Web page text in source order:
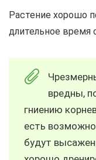
Растение хорошо
длительное время
вредны,
гниению
есть
будут